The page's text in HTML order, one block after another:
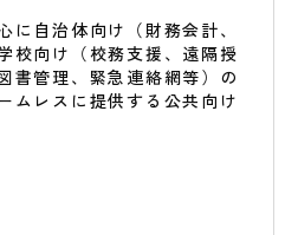
に自治体向け（財務会計、
校向け（校務支援、遠隔授
書管理、緊急連絡網等）の
ムレスに提供する公共向け